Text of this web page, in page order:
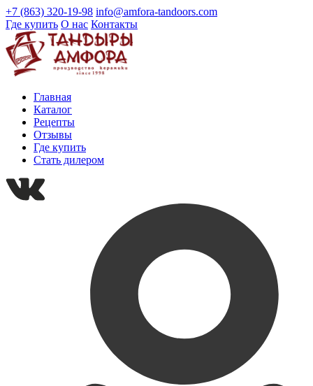
+7 (863) 320-19-98 info@amfora-tandoors.com
Где купить О нас Контакты
Главная
Каталог
Рецепты
Отзывы
Где купить
Стать дилером